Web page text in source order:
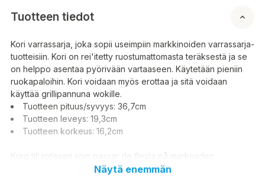
Tuotteen tiedot
Kori varrassarja, joka sopii useimpiin markkinoiden varrassarja-
tuotteisiin. Kori on rei'itetty ruostumattomasta teräksestä ja se
on helppo asentaa pyörivään vartaaseen. Käytetään pieniin
ruokapaloihin. Kori voidaan myös erottaa ja sitä voidaan
käyttää grillipannuna wokille.
Tuotteen pituus/syvyys: 36,7cm
Tuotteen leveys: 19,3cm
Tuotteen korkeus: 16,2cm
Korg till rotisseri som passar de flesta på marknaden
förekommande rotisserier. Korgen är perforerad i rostfritt stål
Näytä enemmän